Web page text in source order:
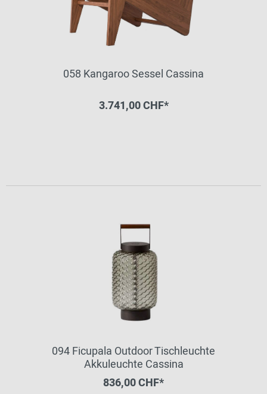
058 Kangaroo Sessel Cassina
3.741,00 CHF*
094 Ficupala Outdoor Tischleuchte
Akkuleuchte Cassina
836,00 CHF*